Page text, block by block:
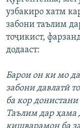
узбакиро хатм
забони таълим
тоҷикист,
додааст:
Барои он ки мо
забони давлатӣ
ба кор
Таълим дар